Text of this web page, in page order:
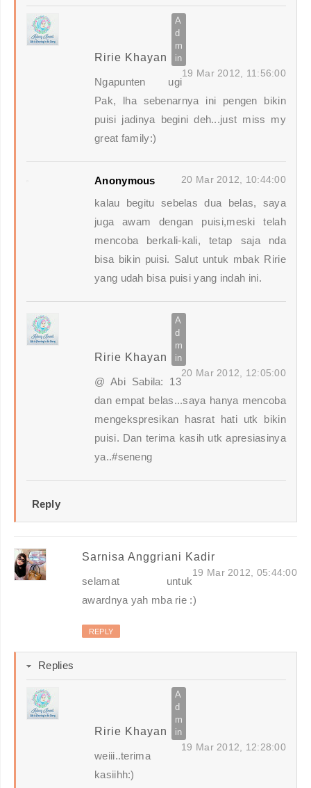
Ririe Khayan
19 Mar 2012, 11:56:00
Ngapunten ugi
Pak, lha sebenarnya ini pengen bikin
puisi jadinya begini deh...just miss my
great family:)
Anonymous 20 Mar 2012, 10:44:00
kalau begitu sebelas dua belas, saya
juga awam dengan puisi,meski telah
mencoba berkali-kali, tetap saja nda
bisa bikin puisi. Salut untuk mbak Ririe
yang udah bisa puisi yang indah ini.
Ririe Khayan
20 Mar 2012, 12:05:00
@ Abi Sabila: 13
dan empat belas...saya hanya mencoba
mengekspresikan hasrat hati utk bikin
puisi. Dan terima kasih utk apresiasinya
ya..#seneng
Reply
Sarnisa Anggriani Kadir
19 Mar 2012, 05:44:00
selamat untuk
awardnya yah mba rie :)
REPLY
Replies
Ririe Khayan
19 Mar 2012, 12:28:00
weiii..terima
kasiihh:)